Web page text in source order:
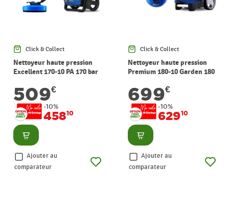
Click & Collect
Nettoyeur haute pression
Excellent 170-10 PA 170 bar
509€
-10%
45810
Consulter
Ajouter au
comparateur
Click & Collect
Nettoyeur haute pression
Premium 180-10 Garden 180
699€
-10%
62910
Consulter
Ajouter au
comparateur